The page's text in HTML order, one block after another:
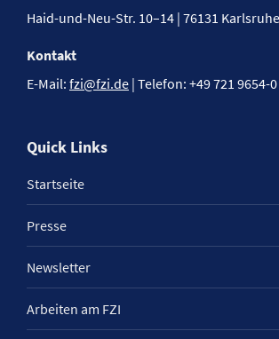
Haid-und-Neu-Str. 10–14 | 76131 Karlsruhe
Kontakt
E-Mail: fzi@fzi.de | Telefon: +49 721 9654-0
Quick Links
Startseite
Presse
Newsletter
Arbeiten am FZI